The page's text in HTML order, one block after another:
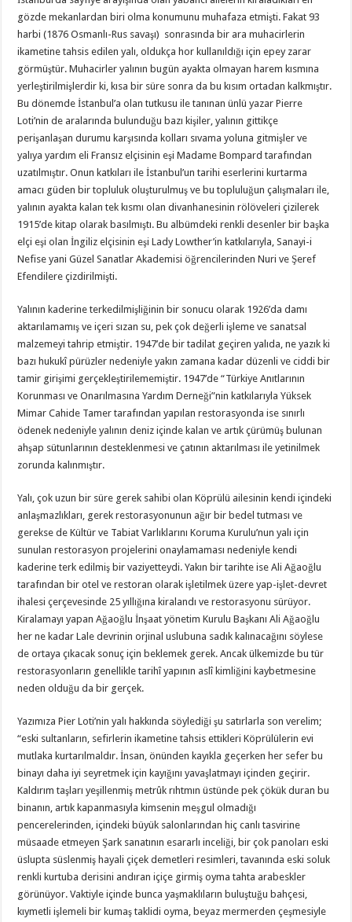
gözde mekanlardan biri olma konumunu muhafaza etmişti. Fakat 93
harbi (1876 Osmanlı-Rus savaşı) sonrasında bir ara muhacirlerin
ikametine tahsis edilen yalı, oldukça hor kullanıldığı için epey zarar
görmüştür. Muhacirler yalının bugün ayakta olmayan harem kısmına
yerleştirilmişlerdir ki, kısa bir süre sonra da bu kısım ortadan kalkmıştır.
Bu dönemde İstanbul’a olan tutkusu ile tanınan ünlü yazar Pierre
Loti’nin de aralarında bulunduğu bazı kişiler, yalının gittikçe
perişanlaşan durumu karşısında kolları sıvama yoluna gitmişler ve
yalıya yardım eli Fransız elçisinin eşi Madame Bompard tarafından
uzatılmıştır. Onun katkıları ile İstanbul’un tarihi eserlerini kurtarma
amacı güden bir topluluk oluşturulmuş ve bu topluluğun çalışmaları ile,
yalının ayakta kalan tek kısmı olan divanhanesinin rölöveleri çizilerek
1915’de kitap olarak basılmıştı. Bu albümdeki renkli desenler bir başka
elçi eşi olan İngiliz elçisinin eşi Lady Lowther’in katkılarıyla, Sanayi-i
Nefise yani Güzel Sanatlar Akademisi öğrencilerinden Nuri ve Şeref
Efendilere çizdirilmişti.
Yalının kaderine terkedilmişliğinin bir sonucu olarak 1926’da damı
aktarılamamış ve içeri sızan su, pek çok değerli işleme ve sanatsal
malzemeyi tahrip etmiştir. 1947’de bir tadilat geçiren yalıda, ne yazık ki
bazı hukukî pürüzler nedeniyle yakın zamana kadar düzenli ve ciddi bir
tamir girişimi gerçekleştirilememiştir. 1947’de “Türkiye Anıtlarının
Korunması ve Onarılmasına Yardım Derneği”nin katkılarıyla Yüksek
Mimar Cahide Tamer tarafından yapılan restorasyonda ise sınırlı
ödenek nedeniyle yalının deniz içinde kalan ve artık çürümüş bulunan
ahşap sütunlarının desteklenmesi ve çatının aktarılması ile yetinilmek
zorunda kalınmıştır.
Yalı, çok uzun bir süre gerek sahibi olan Köprülü ailesinin kendi içindeki
anlaşmazlıkları, gerek restorasyonunun ağır bir bedel tutması ve
gerekse de Kültür ve Tabiat Varlıklarını Koruma Kurulu’nun yalı için
sunulan restorasyon projelerini onaylamaması nedeniyle kendi
kaderine terk edilmiş bir vaziyetteydi. Yakın bir tarihte ise Ali Ağaoğlu
tarafından bir otel ve restoran olarak işletilmek üzere yap-işlet-devret
ihalesi çerçevesinde 25 yıllığına kiralandı ve restorasyonu sürüyor.
Kiralamayı yapan Ağaoğlu İnşaat yönetim Kurulu Başkanı Ali Ağaoğlu
her ne kadar Lale devrinin orjinal uslubuna sadık kalınacağını söylese
de ortaya çıkacak sonuç için beklemek gerek. Ancak ülkemizde bu tür
restorasyonların genellikle tarihî yapının aslî kimliğini kaybetmesine
neden olduğu da bir gerçek.
Yazımıza Pier Loti’nin yalı hakkında söylediği şu satırlarla son verelim;
“eski sultanların, sefirlerin ikametine tahsis ettikleri Köprülülerin evi
mutlaka kurtarılmaldır. İnsan, önünden kayıkla geçerken her sefer bu
binayı daha iyi seyretmek için kayığını yavaşlatmayı içinden geçirir.
Kaldırım taşları yeşillenmiş metrûk rıhtmın üstünde pek çökük duran bu
binanın, artık kapanmasıyla kimsenin meşgul olmadığı
pencerelerinden, içindeki büyük salonlarından hiç canlı tasvirine
müsaade etmeyen Şark sanatının esararlı inceliği, bir çok panoları eski
üslupta süslenmiş hayali çiçek demetleri resimleri, tavanında eski soluk
renkli kurtuba derisini andıran içiçe girmiş oyma tahta arabeskler
görünüyor. Vaktiyle içinde bunca yaşmaklıların buluştuğu bahçesi,
kıymetli işlemeli bir kumaş taklidi oyma, beyaz mermerden çeşmesiyle